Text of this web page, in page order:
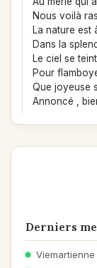
Nous voilà
La nature est
Dans la
Le ciel se
Pour
Que joyeuse
Annoncé ,
Derniers
Viemartienne